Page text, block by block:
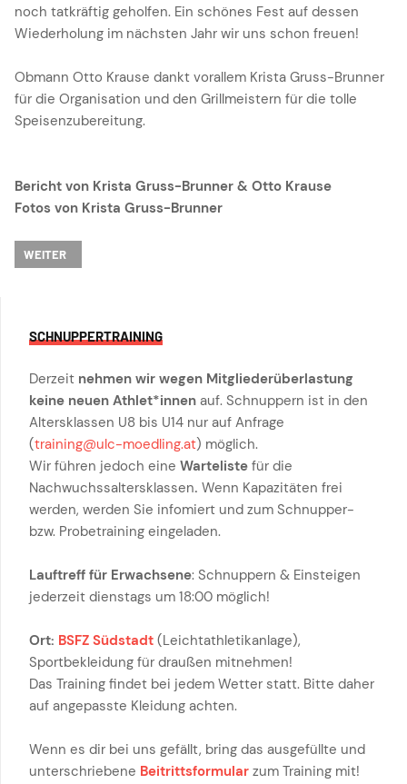
noch tatkräftig geholfen. Ein schönes Fest auf dessen
Wiederholung im nächsten Jahr wir uns schon freuen!
Obmann Otto Krause dankt vorallem Krista Gruss-Brunner
für die Organisation und den Grillmeistern für die tolle
Speisenzubereitung.
Bericht von Krista Gruss-Brunner & Otto Krause
Fotos von Krista Gruss-Brunner
NÄCHSTER BEITRAG: ULC RIVERSIDE MÖDLING GRILLFEST MIT VIELEN
WEITER
SCHNUPPERTRAINING
Derzeit nehmen wir wegen Mitgliederüberlastung
keine neuen Athlet*innen auf. Schnuppern ist in den
Altersklassen U8 bis U14 nur auf Anfrage
(training@ulc-moedling.at) möglich.
Wir führen jedoch eine Warteliste für die
Nachwuchssaltersklassen. Wenn Kapazitäten frei
werden, werden Sie infomiert und zum Schnupper-
bzw. Probetraining eingeladen.
Lauftreff für Erwachsene: Schnuppern & Einsteigen
jederzeit dienstags um 18:00 möglich!
Ort: BSFZ Südstadt (Leichtathletikanlage),
Sportbekleidung für draußen mitnehmen!
Das Training findet bei jedem Wetter statt. Bitte daher
auf angepasste Kleidung achten.
Wenn es dir bei uns gefällt, bring das ausgefüllte und
unterschriebene Beitrittsformular zum Training mit!